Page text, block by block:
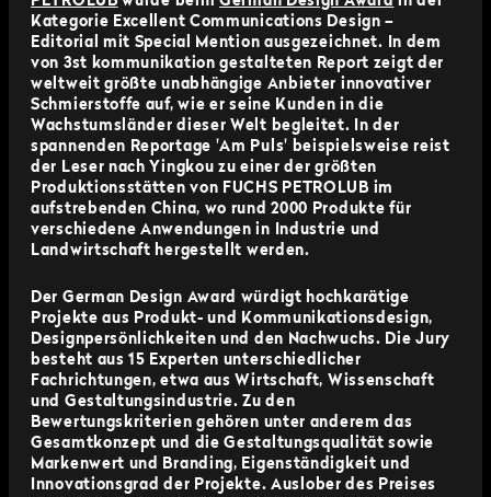
Kategorie Excellent Communications Design –
Editorial mit Special Mention ausgezeichnet. In dem
von 3st kommunikation gestalteten Report zeigt der
weltweit größte unabhängige Anbieter innovativer
Schmierstoffe auf, wie er seine Kunden in die
Wachstumsländer dieser Welt begleitet. In der
spannenden Reportage 'Am Puls' beispielsweise reist
der Leser nach Yingkou zu einer der größten
Produktionsstätten von FUCHS PETROLUB im
aufstrebenden China, wo rund 2000 Produkte für
verschiedene Anwendungen in Industrie und
Landwirtschaft hergestellt werden.
Der German Design Award würdigt hochkarätige
Projekte aus Produkt- und Kommunikationsdesign,
Designpersönlichkeiten und den Nachwuchs. Die Jury
besteht aus 15 Experten unterschiedlicher
Fachrichtungen, etwa aus Wirtschaft, Wissenschaft
und Gestaltungsindustrie. Zu den
Bewertungskriterien gehören unter anderem das
Gesamtkonzept und die Gestaltungsqualität sowie
Markenwert und Branding, Eigenständigkeit und
Innovationsgrad der Projekte. Auslober des Preises